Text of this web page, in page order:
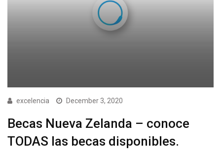
excelencia December 3, 2020
Becas Nueva Zelanda – conoce
TODAS las becas disponibles.